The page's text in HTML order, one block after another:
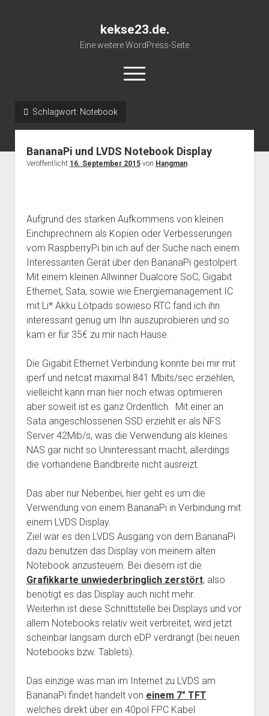
kekse23.de.
Eine weitere WordPress-Seite
open
menu
Schlagwort: Notebook
BananaPi und LVDS Notebook Display
Veröffentlicht 16. September 2015von Hangman.
Aufgrund des starken Aufkommens von kleinen
Einchiprechnern als Kopien oder Verbesserungen
vom RaspberryPi bin ich auf der Suche nach einem
Interessanten Gerät über den BananaPi gestolpert.
Mit einem kleinen Allwinner Dualcore SoC, Gigabit
Ethernet, Sata, sowie wie Energiemanagement IC
mit Li* Akku Lötpads sowieso RTC fand ich ihn
interessant genug um Ihn auszuprobieren und so
kam er für 35€ zu mir nach Hause.
Die Gigabit Ethernet Verbindung konnte bei mir mit
iperf und netcat maximal 841 Mbits/sec erziehlen,
vielleicht kann man hier noch etwas optimieren
aber soweit ist es ganz Ordentlich. Mit einer an
Sata angeschlossenen SSD erziehlt er als NFS
Server 42Mib/s, was die Verwendung als kleines
NAS gar nicht so Uninteressant macht, allerdings
die vorhandene Bandbreite nicht ausreizt.
Das aber nur Nebenbei, hier geht es um die
Verwendung von einem BananaPi in Verbindung mit
einem LVDS Display.
Ziel war es den LVDS Ausgang von dem BananaPi
dazu benutzen das Display von meinem alten
Notebook anzusteuern. Bei diesem ist die
Grafikkarte unwiederbringlich zerstört, also
benötigt es das Display auch nicht mehr.
Weiterhin ist diese Schnittstelle bei Displays und vor
allem Notebooks relativ weit verbreitet, wird jetzt
scheinbar langsam durch eDP verdrängt (bei neuen
Notebooks bzw. Tablets).
Das einzige was man im Internet zu LVDS am
BananaPi findet handelt von einem 7″ TFT
welches direkt über ein 40pol FPC Kabel